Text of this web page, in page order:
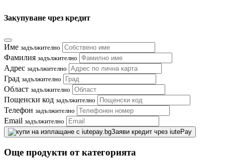
Закупуване чрез кредит
Име задължително
Фамилия задължително
Адрес задължително
Град задължително
Област задължително
Пощенски код задължително
Телефон задължително
Email задължително
Заяви кредит чрез iutePay
Още продукти от категорията